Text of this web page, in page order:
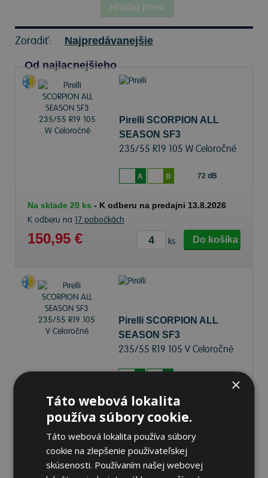
Hľadaj pneu
Zoradiť: Najpredávanejšie
Od najlacnejšieho
Pirelli SCORPION ALL
SEASON SF3
235/55 R19 105 W Celoročné
A B 72 dB
Na sklade 20 ks - K odberu na predajni 13.8.2026
K odberu na 17 pobočkách
150,95 € ks Do košíka
Pirelli SCORPION ALL
SEASON SF3
235/55 R19 105 V Celoročné
Nie je skladom Sledovať naskladnenie
175,89 €
×
Táto webová lokalita
používa súbory cookie.
Táto webová lokalita používa súbory
cookie na zlepšenie používateľskej
skúsenosti. Používaním našej webovej